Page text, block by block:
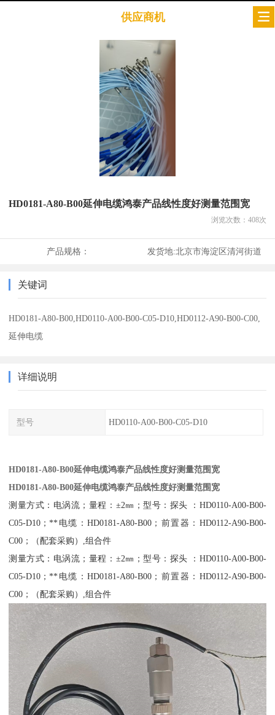
供应商机
HD0181-A80-B00延伸电缆鸿泰产品线性度好测量范围宽
浏览次数： 408次
产品规格： 发货地:北京市海淀区清河街道
关键词
HD0181-A80-B00,HD0110-A00-B00-C05-D10,HD0112-A90-B00-C00,
延伸电缆
详细说明
型号 HD0110-A00-B00-C05-D10
HD0181-A80-B00延伸电缆鸿泰产品线性度好测量范围宽
HD0181-A80-B00延伸电缆鸿泰产品线性度好测量范围宽
测量方式：电涡流；量程：±2㎜；型号：探头 ：HD0110-A00-B00-
C05-D10；**电缆：HD0181-A80-B00；前置器：HD0112-A90-B00-
C00；（配套采购）,组合件
测量方式：电涡流；量程：±2㎜；型号：探头 ：HD0110-A00-B00-
C05-D10；**电缆：HD0181-A80-B00；前置器：HD0112-A90-B00-
C00；（配套采购）,组合件